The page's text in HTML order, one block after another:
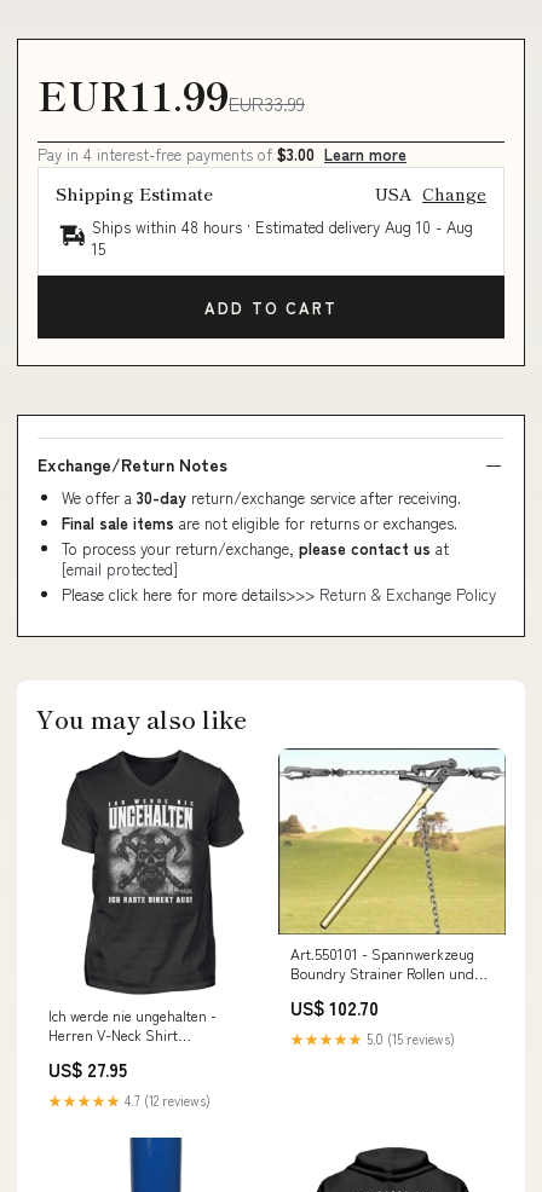
EUR11.99EUR33.99
Pay in 4 interest-free payments of $3.00 Learn more
Shipping Estimate USA Change
Ships within 48 hours · Estimated delivery Aug 10 - Aug
15
ADD TO CART
Exchange/Return Notes
We offer a 30-day return/exchange service after receiving.
Final sale items are not eligible for returns or exchanges.
To process your return/exchange, please contact us at
[email protected]
Please click here for more details>>> Return & Exchange Policy
You may also like
Ich werde nie ungehalten -
Herren V-Neck Shirt
US$ 27.95
★★★★★ 4.7 (12 reviews)
Art.550101 - Spannwerkzeug
Boundry Strainer Rollen und
US$ 102.70
★★★★★ 5.0 (15 reviews)